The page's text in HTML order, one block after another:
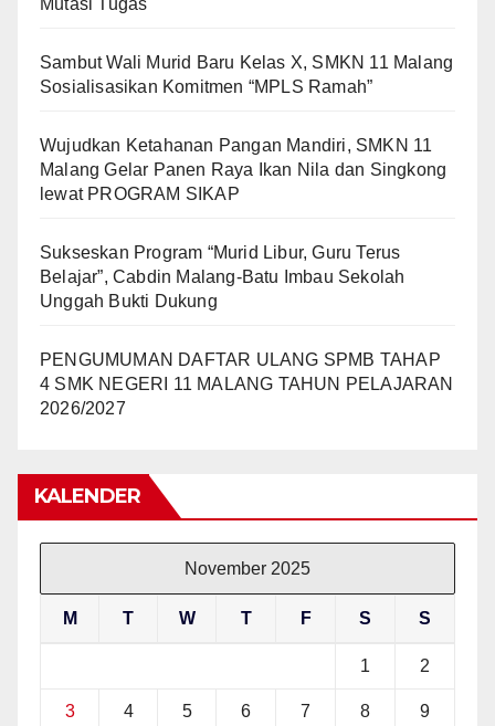
Mutasi Tugas
Sambut Wali Murid Baru Kelas X, SMKN 11 Malang
Sosialisasikan Komitmen “MPLS Ramah”
Wujudkan Ketahanan Pangan Mandiri, SMKN 11
Malang Gelar Panen Raya Ikan Nila dan Singkong
lewat PROGRAM SIKAP
Sukseskan Program “Murid Libur, Guru Terus
Belajar”, Cabdin Malang-Batu Imbau Sekolah
Unggah Bukti Dukung
PENGUMUMAN DAFTAR ULANG SPMB TAHAP
4 SMK NEGERI 11 MALANG TAHUN PELAJARAN
2026/2027
KALENDER
November 2025
M T W T F S S
1 2
3 4 5 6 7 8 9